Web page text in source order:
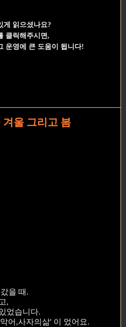
게 읽으셨나요?
클릭해주시면,
운영에 큰 도움이 됩니다!
울 그리고 봄
을 때.
,
었습니다.
어,사자의삶' 이 었어요.